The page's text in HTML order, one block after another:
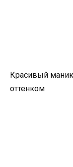
Красивый
оттенком